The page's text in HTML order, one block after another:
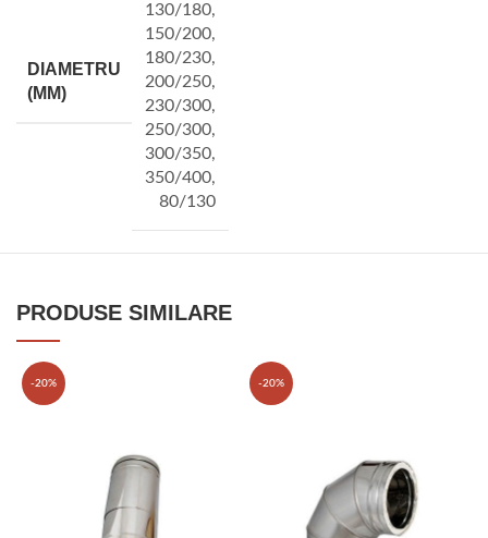
DIAMETRU
(MM)
130/180,
150/200,
180/230,
200/250,
230/300,
250/300,
300/350,
350/400,
80/130
PRODUSE SIMILARE
-20% -20%